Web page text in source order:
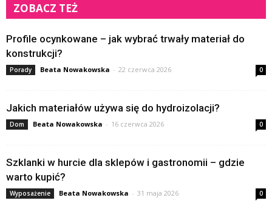
ZOBACZ TEŻ
Profile ocynkowane – jak wybrać trwały materiał do
konstrukcji?
Porady Beata Nowakowska - 22 czerwca 2026 0
Jakich materiałów używa się do hydroizolacji?
Dom Beata Nowakowska - 16 czerwca 2026 0
Szklanki w hurcie dla sklepów i gastronomii – gdzie
warto kupić?
Wyposażenie Beata Nowakowska - 31 maja 2026 0